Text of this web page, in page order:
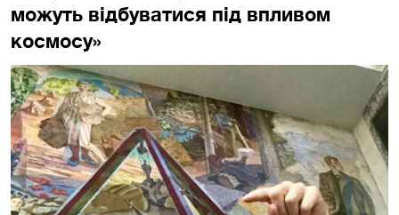
можуть відбуватися під впливом
космосу»